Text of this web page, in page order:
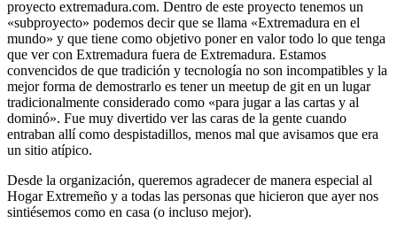
proyecto extremadura.com. Dentro de este proyecto tenemos un
«subproyecto» podemos decir que se llama «Extremadura en el
mundo» y que tiene como objetivo poner en valor todo lo que tenga
que ver con Extremadura fuera de Extremadura. Estamos
convencidos de que tradición y tecnología no son incompatibles y la
mejor forma de demostrarlo es tener un meetup de git en un lugar
tradicionalmente considerado como «para jugar a las cartas y al
dominó». Fue muy divertido ver las caras de la gente cuando
entraban allí como despistadillos, menos mal que avisamos que era
un sitio atípico.
Desde la organización, queremos agradecer de manera especial al
Hogar Extremeño y a todas las personas que hicieron que ayer nos
sintiésemos como en casa (o incluso mejor).